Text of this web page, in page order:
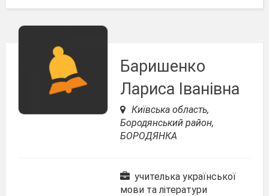
Баришенко
Лариса Іванівна
Київська область,
Бородянський район,
БОРОДЯНКА
учителька української
мови та літератури